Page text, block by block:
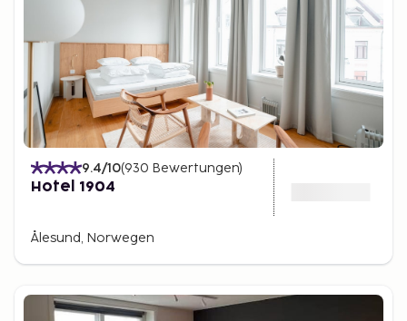
9.4/10(930 Bewertungen)
Hotel 1904
Ålesund, Norwegen